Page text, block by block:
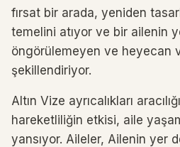
fırsat bir arada, yeniden
temelini atıyor ve bir ailenin
öngörülemeyen ve heyecan
şekillendiriyor.
Altın Vize ayrıcalıkları
hareketliliğin etkisi, aile
yansıyor. Aileler, Ailenin yer